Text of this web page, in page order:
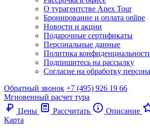
О турагентстве Anex Tour
Бронирование и оплата online
Новости и акции
Подарочные сертификаты
Персональные данные
Политика
Подпишитесь на рассылку
Согласие на обработку
Обратный звонок +7 (495) 926 19 66
Мгновенный расчет тура
Цены
Рассчитать Описание
Карта